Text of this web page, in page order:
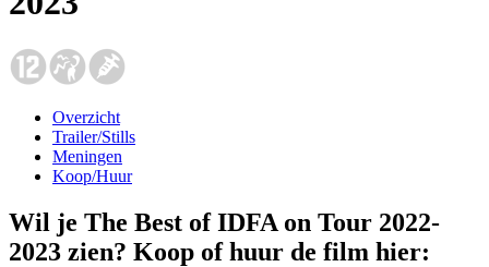
Overzicht
Trailer/Stills
Meningen
Koop/Huur
Wil je The Best of IDFA on Tour 2022-
2023 zien? Koop of huur de film hier: